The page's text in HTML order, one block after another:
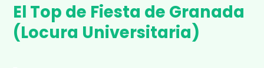
El Top de Fiesta de Granada
(Locura Universitaria)